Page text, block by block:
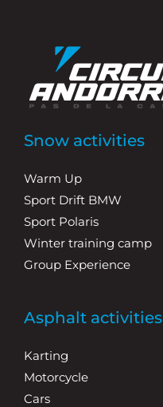
Snow activities
Warm Up
Sport Drift BMW
Sport Polaris
Winter training camp
Group Experience
Asphalt activities
Karting
Motorcycle
Cars